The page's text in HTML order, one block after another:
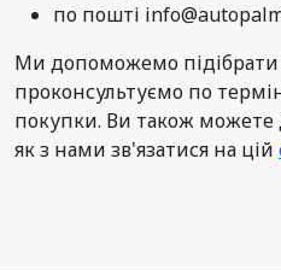
по пошті
Ми допоможемо підібрати
проконсультуємо по
покупки. Ви також можете
як з нами зв'язатися на цій